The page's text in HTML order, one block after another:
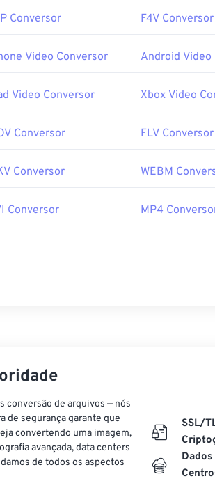
Conversor F4V Conversor
Video Conversor Android Video
Video Conversor Xbox Video
Conversor FLV Conversor
Conversor WEBM
Conversor MP4
conversão de arquivos — nós
de segurança garante que
convertendo uma imagem,
avançada, data centers
de todos os aspectos
SSL/